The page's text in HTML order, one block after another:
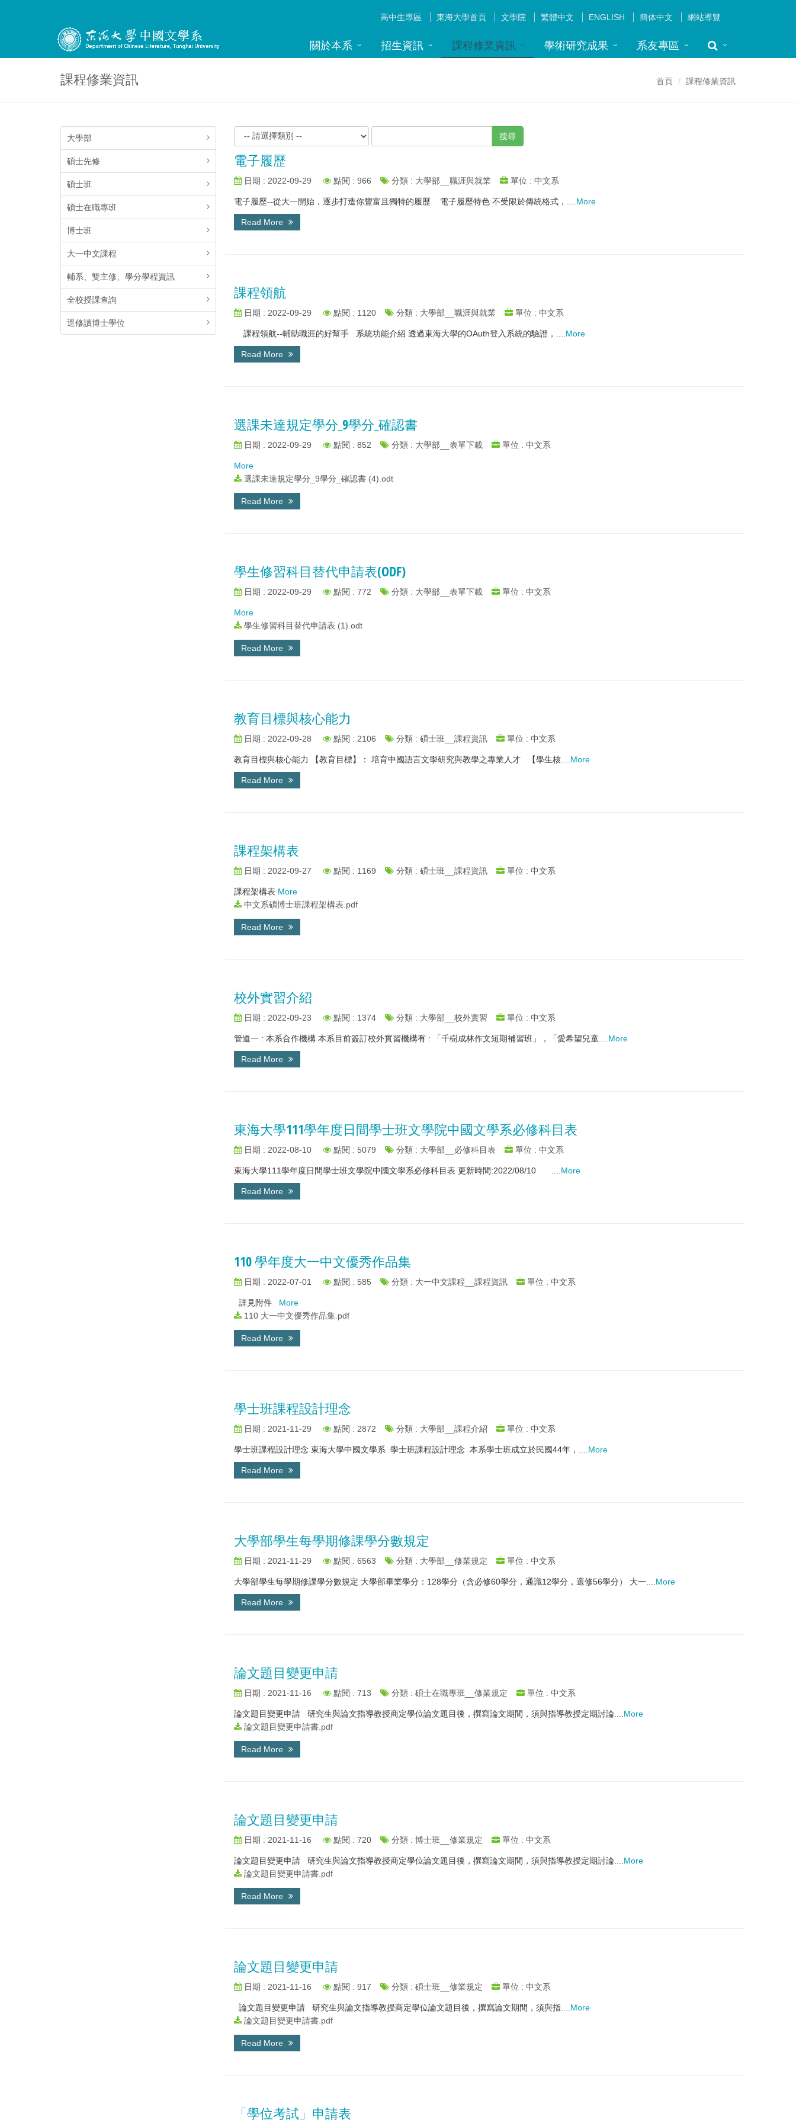
高中生專區 東海大學首頁 文學院 繁體中文 ENGLISH 簡体中文 網站導覽
關於本系 招生資訊 課程修業資訊 學術研究成果 系友專區
課程修業資訊 首頁 課程修業資訊
大學部
碩士先修
碩士班
碩士在職專班
博士班
大一中文課程
輔系、雙主修、學分學程資訊
全校授課查詢
逕修讀博士學位
搜尋
電子履歷
日期 : 2022-09-29 點閱 : 966 分類 : 大學部__職涯與就業 單位 : 中文系
電子履歷--從大一開始，逐步打造你豐富且獨特的履歷 電子履歷特色 不受限於傳統格式，.... More
Read More
課程領航
日期 : 2022-09-29 點閱 : 1120 分類 : 大學部__職涯與就業 單位 : 中文系
課程領航--輔助職涯的好幫手 系統功能介紹 透過東海大學的OAuth登入系統的驗證，.... More
Read More
選課未達規定學分_9學分_確認書
日期 : 2022-09-29 點閱 : 852 分類 : 大學部__表單下載 單位 : 中文系
More
選課未達規定學分_9學分_確認書 (4).odt
Read More
學生修習科目替代申請表(ODF)
日期 : 2022-09-29 點閱 : 772 分類 : 大學部__表單下載 單位 : 中文系
More
學生修習科目替代申請表 (1).odt
Read More
教育目標與核心能力
日期 : 2022-09-28 點閱 : 2106 分類 : 碩士班__課程資訊 單位 : 中文系
教育目標與核心能力 【教育目標】： 培育中國語言文學研究與教學之專業人才 【學生核.... More
Read More
課程架構表
日期 : 2022-09-27 點閱 : 1169 分類 : 碩士班__課程資訊 單位 : 中文系
課程架構表 More
中文系碩博士班課程架構表.pdf
Read More
校外實習介紹
日期 : 2022-09-23 點閱 : 1374 分類 : 大學部__校外實習 單位 : 中文系
管道一 : 本系合作機構 本系目前簽訂校外實習機構有 : 「千樹成林作文短期補習班」，「愛希望兒童.... More
Read More
東海大學111學年度日間學士班文學院中國文學系必修科目表
日期 : 2022-08-10 點閱 : 5079 分類 : 大學部__必修科目表 單位 : 中文系
東海大學111學年度日間學士班文學院中國文學系必修科目表 更新時間:2022/08/10 .... More
Read More
110 學年度大一中文優秀作品集
日期 : 2022-07-01 點閱 : 585 分類 : 大一中文課程__課程資訊 單位 : 中文系
詳見附件 More
110 大一中文優秀作品集.pdf
Read More
學士班課程設計理念
日期 : 2021-11-29 點閱 : 2872 分類 : 大學部__課程介紹 單位 : 中文系
學士班課程設計理念 東海大學中國文學系 學士班課程設計理念 本系學士班成立於民國44年，.... More
Read More
大學部學生每學期修課學分數規定
日期 : 2021-11-29 點閱 : 6563 分類 : 大學部__修業規定 單位 : 中文系
大學部學生每學期修課學分數規定 大學部畢業學分：128學分（含必修60學分，通識12學分，選修56學分） 大一.... More
Read More
論文題目變更申請
日期 : 2021-11-16 點閱 : 713 分類 : 碩士在職專班__修業規定 單位 : 中文系
論文題目變更申請 研究生與論文指導教授商定學位論文題目後，撰寫論文期間，須與指導教授定期討論.... More
論文題目變更申請書.pdf
Read More
論文題目變更申請
日期 : 2021-11-16 點閱 : 720 分類 : 博士班__修業規定 單位 : 中文系
論文題目變更申請 研究生與論文指導教授商定學位論文題目後，撰寫論文期間，須與指導教授定期討論.... More
論文題目變更申請書.pdf
Read More
論文題目變更申請
日期 : 2021-11-16 點閱 : 917 分類 : 碩士班__修業規定 單位 : 中文系
論文題目變更申請 研究生與論文指導教授商定學位論文題目後，撰寫論文期間，須與指.... More
論文題目變更申請書.pdf
Read More
「學位考試」申請表